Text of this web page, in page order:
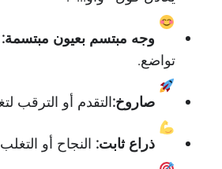
وجه مبتسم بعيون مبتسمة:
تواضع.
صاروخ:التقدم أو الترقب
ذراع ثابت: النجاح أو